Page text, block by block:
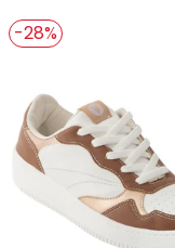
-28%